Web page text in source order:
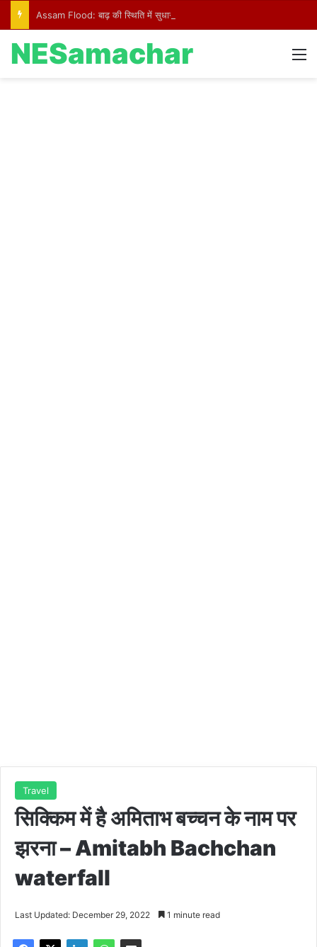
NESamachar
Travel
सिक्किम में है अमिताभ बच्चन के नाम पर
झरना – Amitabh Bachchan
waterfall
Last Updated: December 29, 2022 1 minute read